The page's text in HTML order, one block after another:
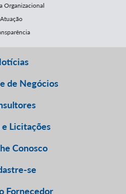
Organizacional
Atuação
de Negócios
e Licitações
Conosco
se
Fornecedor